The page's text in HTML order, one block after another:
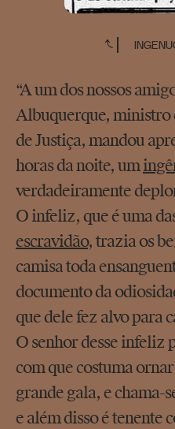
“A um dos nossos
Albuquerque,
de Justiça, mandou
horas da noite, um
verdadeiramente
O infeliz, que é uma
escravidão, trazia os
camisa toda
documento da
que dele fez alvo para
O senhor desse infeliz
com que costuma
grande gala, e chama-
e além disso é tenente